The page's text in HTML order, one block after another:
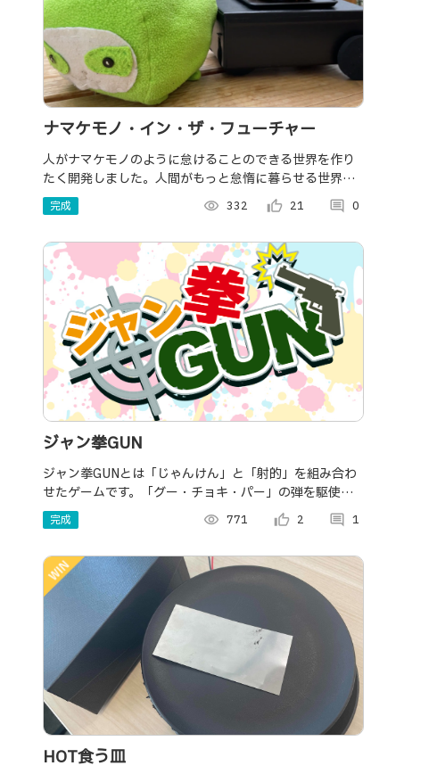
ナマケモノ・イン・ザ・フューチャー
人がナマケモノのように怠けることのできる世界を作り
たく開発しました。人間がもっと怠惰に暮らせる世界を
目指して！あっ、でも、これ、飲食店の人手不足という
社会問題も解消してくれる装置なんです。
完成 visibility 332 thumb_up_alt 21 comment 0
ジャン拳GUN
ジャン拳GUNとは「じゃんけん」と「射的」を組み合わ
せたゲームです。「グー・チョキ・パー」の弾を駆使し
て制限時間内に多くの的を狙いましょう！
完成 visibility 771 thumb_up_alt 2 comment 1
HOT食う皿